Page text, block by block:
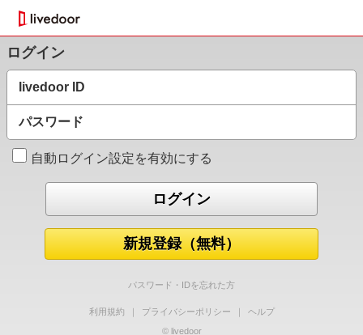
ログイン
livedoor ID
パスワード
自動ログイン設定を有効にする
新規登録（無料）
パスワード・IDを忘れた方
利用規約 ｜ プライバシーポリシー ｜
ヘルプ
© livedoor